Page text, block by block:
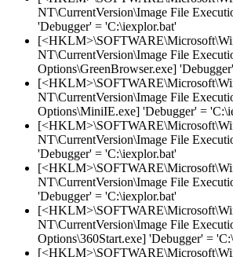
NT\CurrentVersion\Image File
'Debugger' = 'C:\iexplor.bat'
NT\CurrentVersion\Image File
Options\GreenBrowser.exe]
NT\CurrentVersion\Image File
Options\MiniIE.exe] 'Debugger' =
NT\CurrentVersion\Image File
'Debugger' = 'C:\iexplor.bat'
NT\CurrentVersion\Image File
'Debugger' = 'C:\iexplor.bat'
NT\CurrentVersion\Image File
Options\360Start.exe] 'Debugger' =